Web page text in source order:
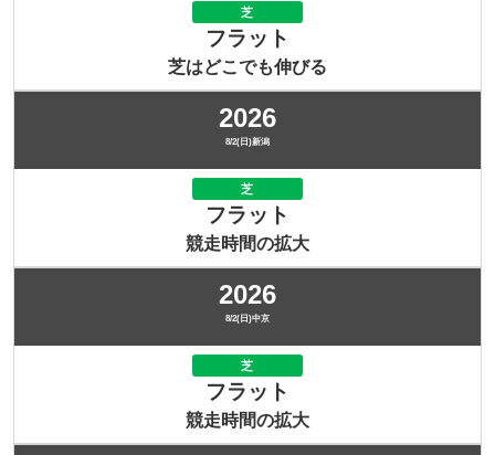
芝
フラット
芝はどこでも伸びる
2026
8/2(日)新潟
芝
フラット
競走時間の拡大
2026
8/2(日)中京
芝
フラット
競走時間の拡大